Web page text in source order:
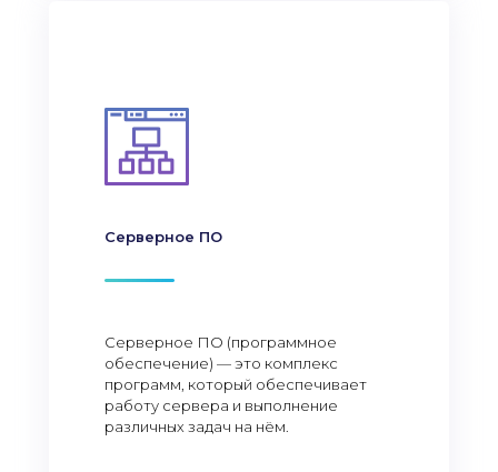
Серверное ПО
Серверное ПО (программное
обеспечение) — это комплекс
программ, который обеспечивает
работу сервера и выполнение
различных задач на нём.